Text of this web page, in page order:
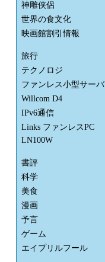
神雕侠侶
世界の食文化
映画館割引情報
旅行
テクノロジ
ファンレス小型サーバ
Willcom D4
IPv6通信
Links ファンレスPC
LN100W
書評
科学
美食
漫画
予言
ゲーム
エイプリルフール